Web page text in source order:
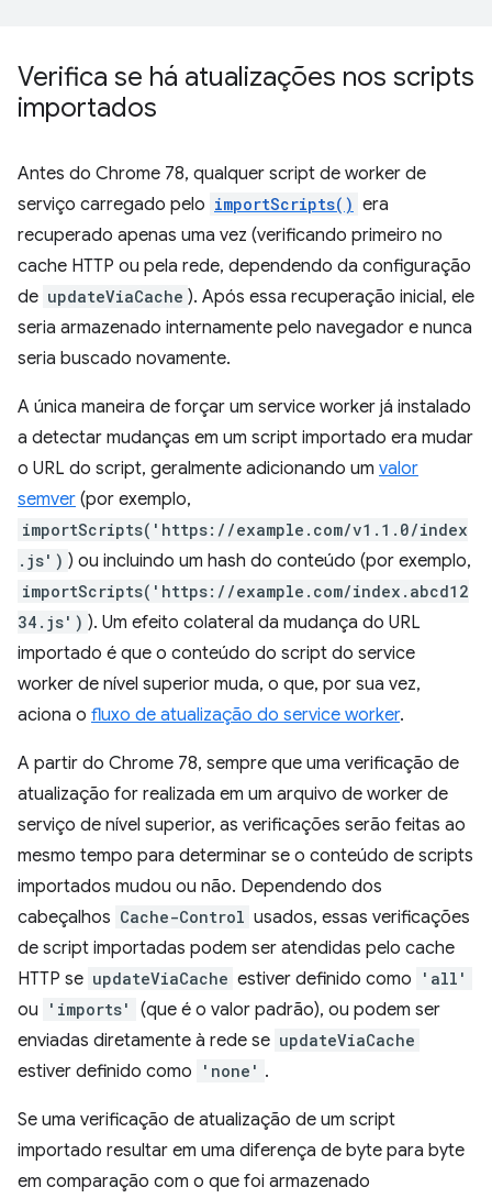
Verifica se há atualizações nos scripts
importados
Antes do Chrome 78, qualquer script de worker de
serviço carregado pelo importScripts() era
recuperado apenas uma vez (verificando primeiro no
cache HTTP ou pela rede, dependendo da configuração
de updateViaCache ). Após essa recuperação inicial, ele
seria armazenado internamente pelo navegador e nunca
seria buscado novamente.
A única maneira de forçar um service worker já instalado
a detectar mudanças em um script importado era mudar
o URL do script, geralmente adicionando um valor
semver (por exemplo,
importScripts('https://example.com/v1.1.0/index
.js') ) ou incluindo um hash do conteúdo (por exemplo,
importScripts('https://example.com/index.abcd12
34.js') ). Um efeito colateral da mudança do URL
importado é que o conteúdo do script do service
worker de nível superior muda, o que, por sua vez,
aciona o fluxo de atualização do service worker.
A partir do Chrome 78, sempre que uma verificação de
atualização for realizada em um arquivo de worker de
serviço de nível superior, as verificações serão feitas ao
mesmo tempo para determinar se o conteúdo de scripts
importados mudou ou não. Dependendo dos
cabeçalhos Cache-Control usados, essas verificações
de script importadas podem ser atendidas pelo cache
HTTP se updateViaCache estiver definido como 'all'
ou 'imports'
(que é o valor padrão), ou podem ser
enviadas diretamente à rede se updateViaCache
estiver definido como 'none' .
Se uma verificação de atualização de um script
importado resultar em uma diferença de byte para byte
em comparação com o que foi armazenado